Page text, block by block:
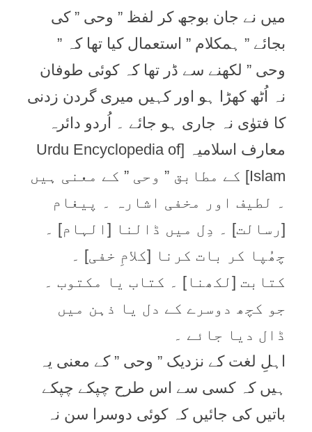
میں نے جان بوجھ کر لفظ ” وحی ” کی
بجائے ” ہمکلام ” استعمال کیا تھا کہ ”
وحی ” لکھنے سے ڈر تھا کہ کوئی طوفان
نہ اُٹھ کھڑا ہو اور کہیں میری گردن زدنی
کا فتوٰی نہ جاری ہو جائے ۔ اُردو دائرہ
معارف اسلامیہ [Urdu Encyclopedia of
Islam] کے مطابق ” وحی ” کے معنی ہیں
۔ لطیف اور مخفی اشارہ ۔ پیغام
[رسالت] ۔ دِل میں ڈالنا [الہام] ۔
چھُپا کر بات کرنا [کلامِ خفی] ۔
کتابت [لکھنا] ۔ کتاب یا مکتوب ۔
جو کچھ دوسرے کے دل یا ذہن میں
ڈال دیا جائے ۔
اہلِ لغت کے نزدیک ” وحی ” کے معنی یہ
ہیں کہ کسی سے اس طرح چپکے چپکے
باتیں کی جائیں کہ کوئی دوسرا سن نہ